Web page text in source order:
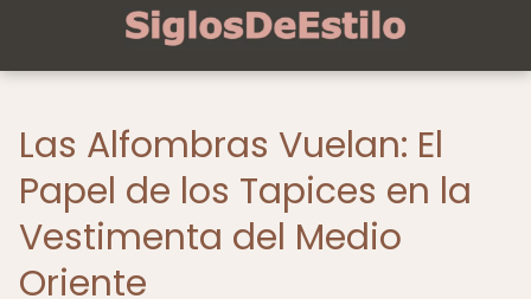
Las Alfombras Vuelan: El
Papel de los Tapices en la
Vestimenta del Medio
Oriente